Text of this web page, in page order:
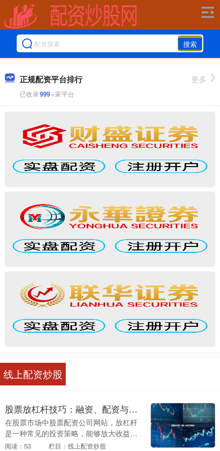
搜索
正规配资平台排行
已收录999+家平台
更多
线上配资炒股
股票放杠杆技巧：融资、配资与风险控制
在股票市场中股票配资公司网站，放杠杆
是一种常见的投资策略，能够放大收益，
但也伴随着更高的风险。本文将深入探讨
阅读：53 栏目：线上配资炒股